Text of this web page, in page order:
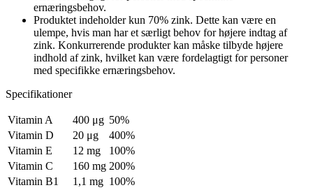
ernæringsbehov.
Produktet indeholder kun 70% zink. Dette kan være en
ulempe, hvis man har et særligt behov for højere indtag af
zink. Konkurrerende produkter kan måske tilbyde højere
indhold af zink, hvilket kan være fordelagtigt for personer
med specifikke ernæringsbehov.
Specifikationer
Vitamin A 400 μg 50%
Vitamin D
20 μg
400%
Vitamin E
12 mg
100%
Vitamin C
160 mg 200%
Vitamin B1
1,1 mg 100%